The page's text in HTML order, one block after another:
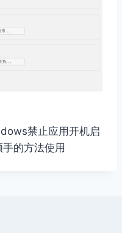
禁止应用开机启
的方法使用